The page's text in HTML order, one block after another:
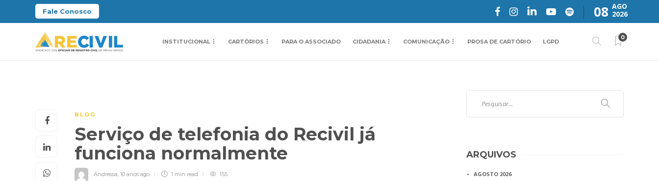
Fale Conosco 08 AGO
2026
INSTITUCIONAL CARTÓRIOS PARA O ASSOCIADO CIDADANIA COMUNICAÇÃO PROSA DE CARTÓRIO LGPD
0
BLOG
Serviço de telefonia do Recivil já
funciona normalmente
Andressa, 10 anos ago 1 min read 155
ARQUIVOS
AGOSTO 2026